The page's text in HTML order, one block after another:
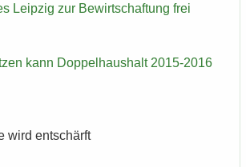
Leip­zig zur Be­wirt­schaf­tung frei
kann Dop­pel­haus­halt 2015-2016
wird ent­schärft